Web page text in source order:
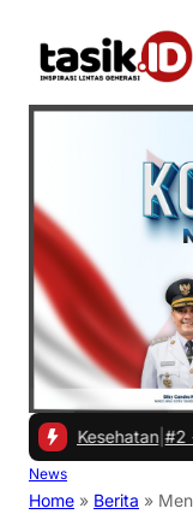
|#2 -Rani
News
Home » Berita »